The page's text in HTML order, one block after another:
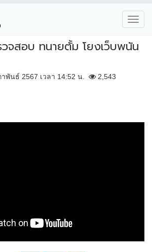
จสอบ ทนายตั้ม โยงเว็บพนัน
พันธ์ 2567 เวลา 14:52 น. 2,543